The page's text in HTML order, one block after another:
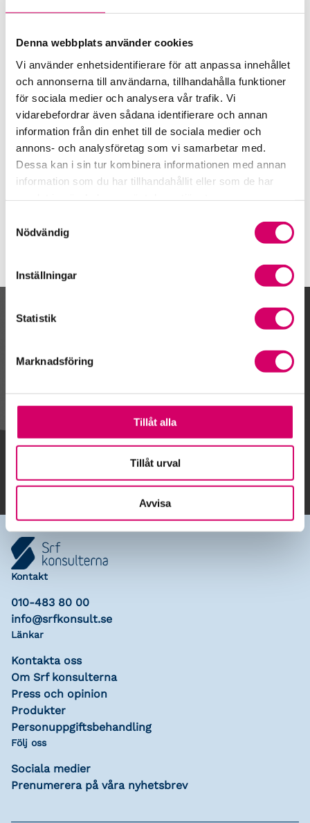
Denna webbplats använder cookies
Vi använder enhetsidentifierare för att anpassa innehållet
och annonserna till användarna, tillhandahålla funktioner
för sociala medier och analysera vår trafik. Vi
vidarebefordrar även sådana identifierare och annan
information från din enhet till de sociala medier och
annons- och analysföretag som vi samarbetar med.
Dessa kan i sin tur kombinera informationen med annan
information som du har tillhandahållit eller som de har
Nödvändig
Inställningar
Statistik
Marknadsföring
Tillåt alla
Tillåt urval
Avvisa
OS Redovisning & Consulting
AB
Srf Auktoriserade konsulter
Inessa Saakyan
Auktoriserad Redovisningskonsult
Saltsjöbaden
Kalendarium
Gå till kalendariet
Lägg till i kalender
Kontakt
010-483 80 00
info@srfkonsult.se
Länkar
Kontakta oss
Om Srf konsulterna
Press och opinion
Produkter
Personuppgiftsbehandling
Följ oss
Sociala medier
Prenumerera på våra nyhetsbrev